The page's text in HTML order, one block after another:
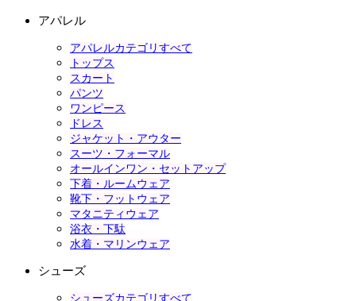
アパレル
アパレルカテゴリすべて
トップス
スカート
パンツ
ワンピース
ドレス
ジャケット・アウター
スーツ・フォーマル
オールインワン・セットアップ
下着・ルームウェア
靴下・フットウェア
マタニティウェア
浴衣・下駄
水着・マリンウェア
シューズ
シューズカテゴリすべて